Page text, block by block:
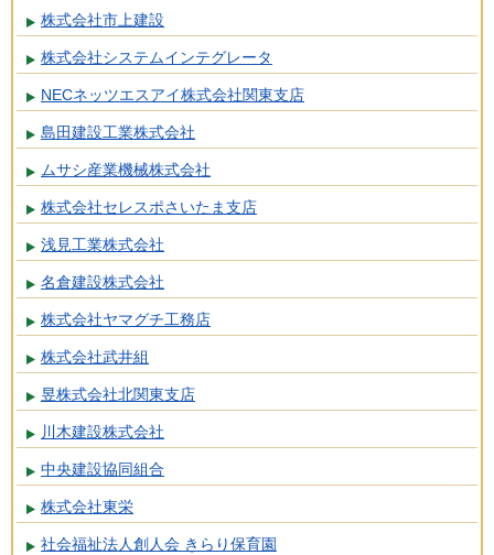
株式会社市上建設
株式会社システムインテグレータ
NECネッツエスアイ株式会社関東支店
島田建設工業株式会社
ムサシ産業機械株式会社
株式会社セレスポさいたま支店
浅見工業株式会社
名倉建設株式会社
株式会社ヤマグチ工務店
株式会社武井組
昱株式会社北関東支店
川木建設株式会社
中央建設協同組合
株式会社東栄
社会福祉法人創人会 きらり保育園